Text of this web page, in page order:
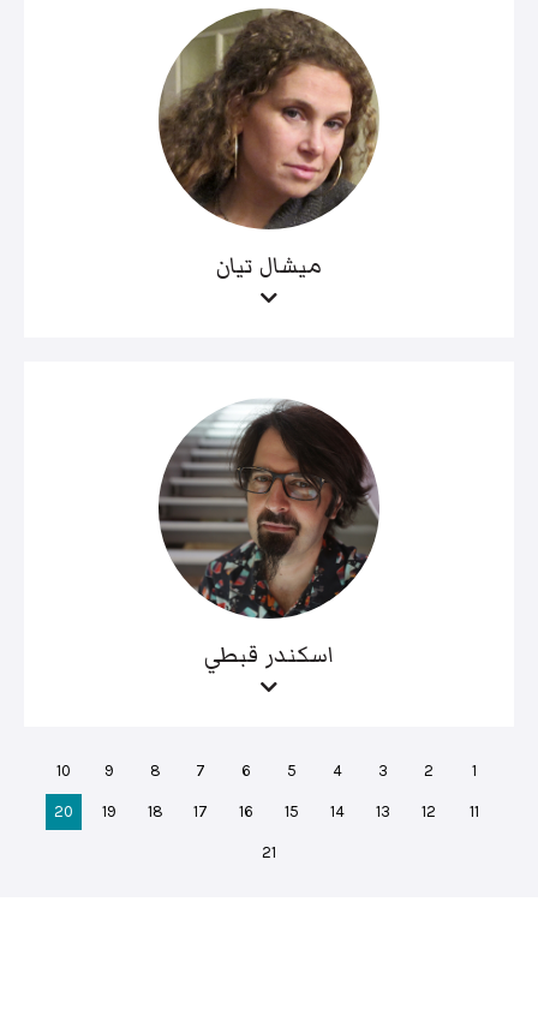
ميشال تيان
اسكندر قبطي
1
2
3
4
5
6
7
8
9
10
11
12
13
14
15
16
17
18
19
20
21